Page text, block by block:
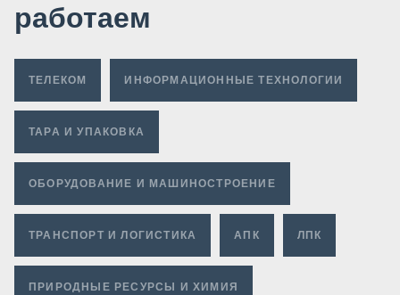
работаем
ТЕЛЕКОМ ИНФОРМАЦИОННЫЕ ТЕХНОЛОГИИ
ТАРА И УПАКОВКА
ОБОРУДОВАНИЕ И МАШИНОСТРОЕНИЕ
ТРАНСПОРТ И ЛОГИСТИКА АПК ЛПК
ПРИРОДНЫЕ РЕСУРСЫ И ХИМИЯ